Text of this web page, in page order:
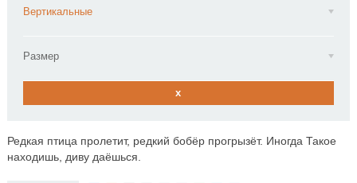
Вертикальные
Размер
x
Редкая птица пролетит, редкий бобёр прогрызёт. Иногда Такое
находишь, диву даёшься.